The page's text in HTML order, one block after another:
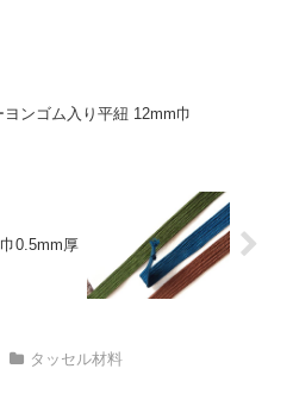
ヨンゴム入り平紐 12mm巾
0.5mm厚
タッセル材料